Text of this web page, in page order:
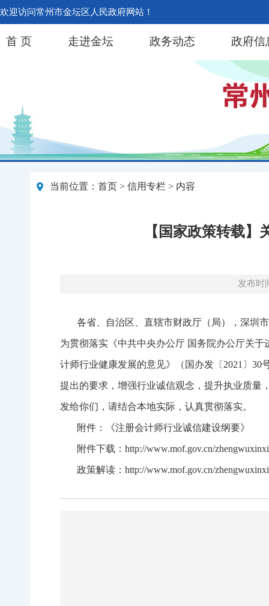
欢迎访问常州市金坛区人民政府网站！
首 页 走进金坛 政务动态 政府信
当前位置： 首页 > 信用专栏 > 内容
【国家政策转载
发布时
各省、自治区、直辖市财政厅（局），深圳市
为贯彻落实《中共中央办公厅 国务院办公厅关
计师行业健康发展的意见》（国办发〔2021〕
提出的要求，增强行业诚信观念，提升执业质量
发给你们，请结合本地实际，认真贯彻落实。
附件：《注册会计师行业诚信建设纲要》
附件下载：http://www.mof.gov.cn/zhengwuxinxi/
政策解读：http://www.mof.gov.cn/zhengwuxinxi/